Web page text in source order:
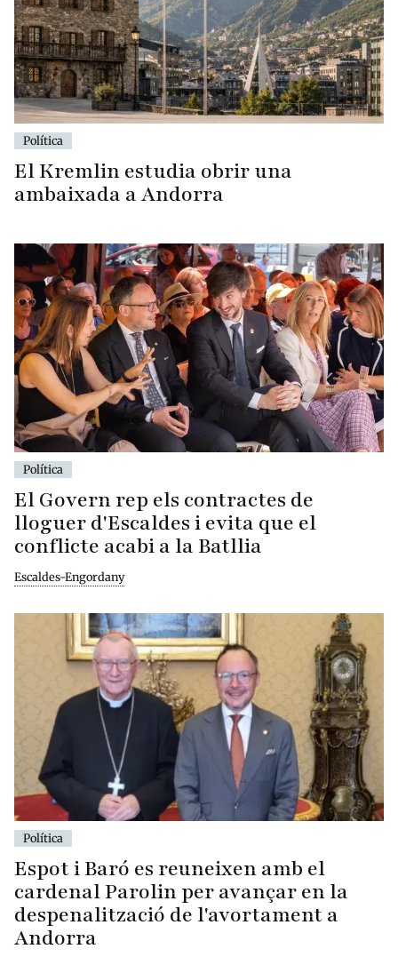
Política
El Kremlin estudia obrir una
ambaixada a Andorra
Política
El Govern rep els contractes de
lloguer d'Escaldes i evita que el
conflicte acabi a la Batllia
Escaldes-Engordany
Política
Espot i Baró es reuneixen amb el
cardenal Parolin per avançar en la
despenalització de l'avortament a
Andorra